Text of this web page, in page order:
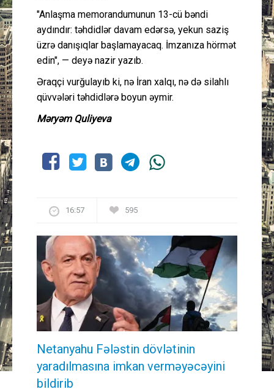
"Anlaşma memorandumunun 13-cü bəndi
aydındır: təhdidlər davam edərsə, yekun saziş
üzrə danışıqlar başlamayacaq. İmzanıza hörmət
edin", — deyə nazir yazıb.
Əraqçi vurğulayıb ki, nə İran xalqı, nə də silahlı
qüvvələri təhdidlərə boyun əymir.
Məryəm Quliyeva
16:57 595
Netanyahu Fələstin dövlətinin
yaradılmasına imkan verməyəcəyini
bildirib